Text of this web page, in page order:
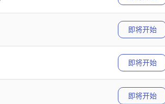
即将开始
即将开始
即将开始